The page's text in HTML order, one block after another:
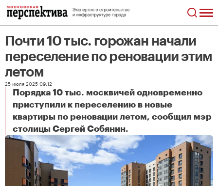
Почти 10 тыс. горожан начали
переселение по реновации этим
летом
25 июля 2025 09:12
Порядка 10 тыс. москвичей одновременно
приступили к переселению в новые
квартиры по реновации летом, сообщил мэр
столицы Сергей Собянин.